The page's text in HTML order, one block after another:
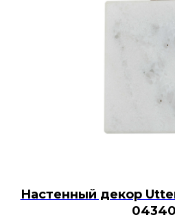
Настенный декор
04340